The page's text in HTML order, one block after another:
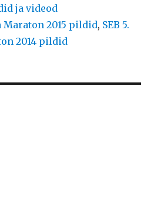
ja videod
Maraton 2015 pildid, SEB 5.
2014 pildid